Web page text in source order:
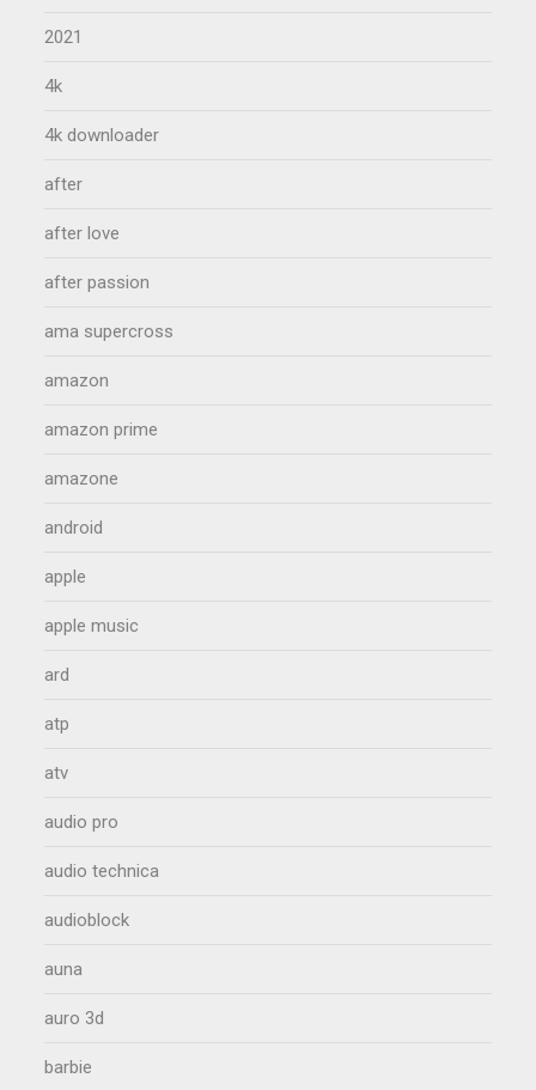
2021
4k
4k downloader
after
after love
after passion
ama supercross
amazon
amazon prime
amazone
android
apple
apple music
ard
atp
atv
audio pro
audio technica
audioblock
auna
auro 3d
barbie